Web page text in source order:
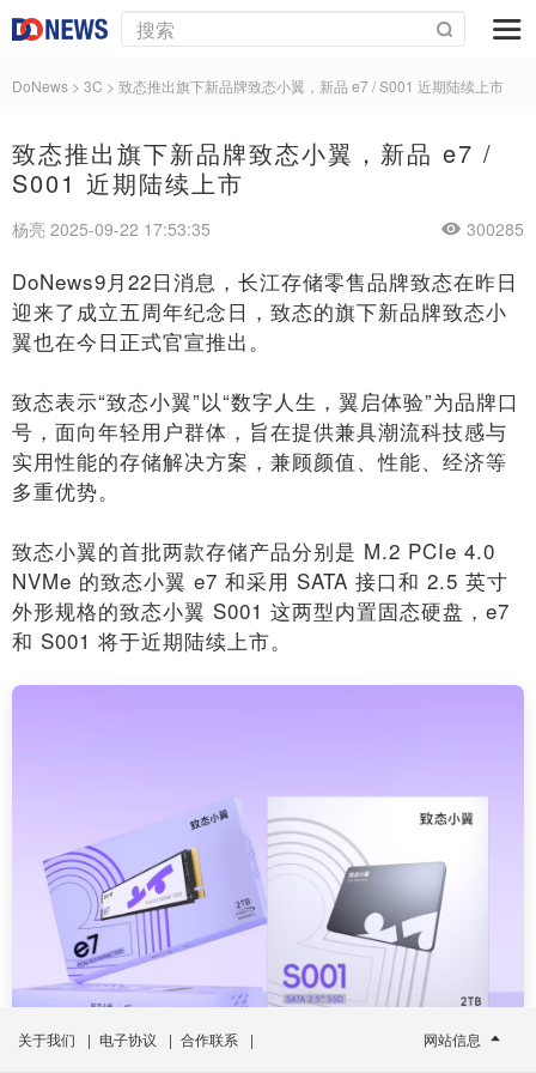
DoNews > 3C > 致态推出旗下新品牌致态小翼，新品 e7 / S001 近期陆续上市
致态推出旗下新品牌致态小翼，新品 e7 /
S001 近期陆续上市
杨亮 2025-09-22 17:53:35 300285
DoNews9月22日消息，长江存储零售品牌致态在昨日
迎来了成立五周年纪念日，致态的旗下新品牌致态小
翼也在今日正式官宣推出。
致态表示“致态小翼”以“数字人生，翼启体验”为品牌口
号，面向年轻用户群体，旨在提供兼具潮流科技感与
实用性能的存储解决方案，兼顾颜值、性能、经济等
多重优势。
致态小翼的首批两款存储产品分别是 M.2 PCIe 4.0
NVMe 的致态小翼 e7 和采用 SATA 接口和 2.5 英寸
外形规格的致态小翼 S001 这两型内置固态硬盘，e7
和 S001 将于近期陆续上市。
关于我们 | 电子协议 | 合作联系 | 网站信息